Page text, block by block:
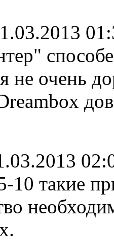
не очень
10 такие